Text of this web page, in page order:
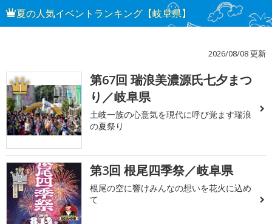
夏の人気イベントランキング【岐阜県】
2026/08/08 更新
1
第67回 瑞浪美濃源氏七夕まつ
り／岐阜県
土岐一族の心意気を現代に呼び覚ます瑞浪
の夏祭り
2 第3回 根尾四季祭／岐阜県
根尾の空に響けみんなの想いを花火に込め
て